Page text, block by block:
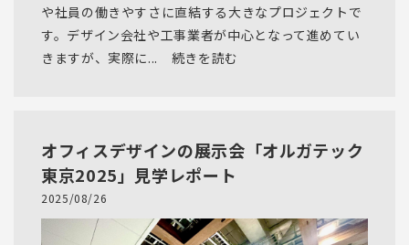
や社員の働きやすさに直結する大きなプロジェクトで
す。デザイン会社や工事業者が中心となって進めてい
きますが、実際に... 続きを読む
オフィスデザインの展示会「オルガテック
東京2025」見学レポート
2025/08/26